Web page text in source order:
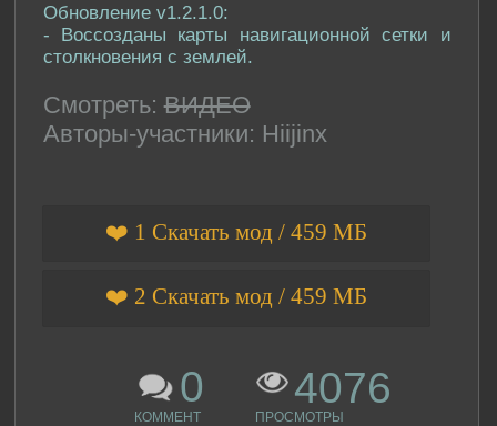
Обновление v1.2.1.0:
- Воссозданы карты навигационной сетки и
столкновения с землей.
Смотреть: ВИДЕО
Авторы-участники: Hiijinx
❤️ 1 Скачать мод / 459 МБ
❤️ 2 Скачать мод / 459 МБ
0
КОММЕНТ
4076
ПРОСМОТРЫ